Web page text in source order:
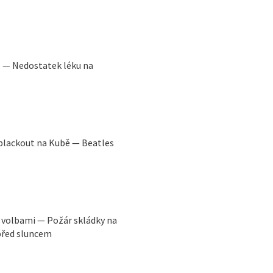
— Nedostatek léku na
na Kubě — Beatles
— Požár skládky na
sluncem